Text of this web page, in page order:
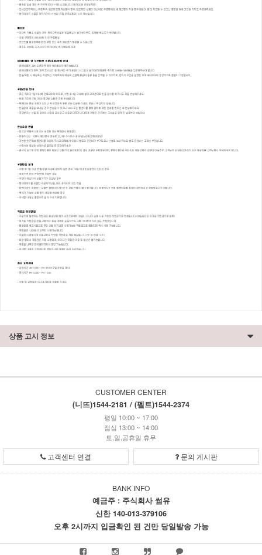
상품 고시 정보
CUSTOMER CENTER
(니뜨)1544-2181 / (펠트)1544-2374
평일 10:00 ~ 17:00
점심 13:00 ~ 14:00
토,일,공휴일 휴무
고객센터 연결 문의 게시판
BANK INFO
예금주 : 주식회사 썸유
신한 140-013-379106
오후 2시까지 입금확인 된 건만 당일발송 가능